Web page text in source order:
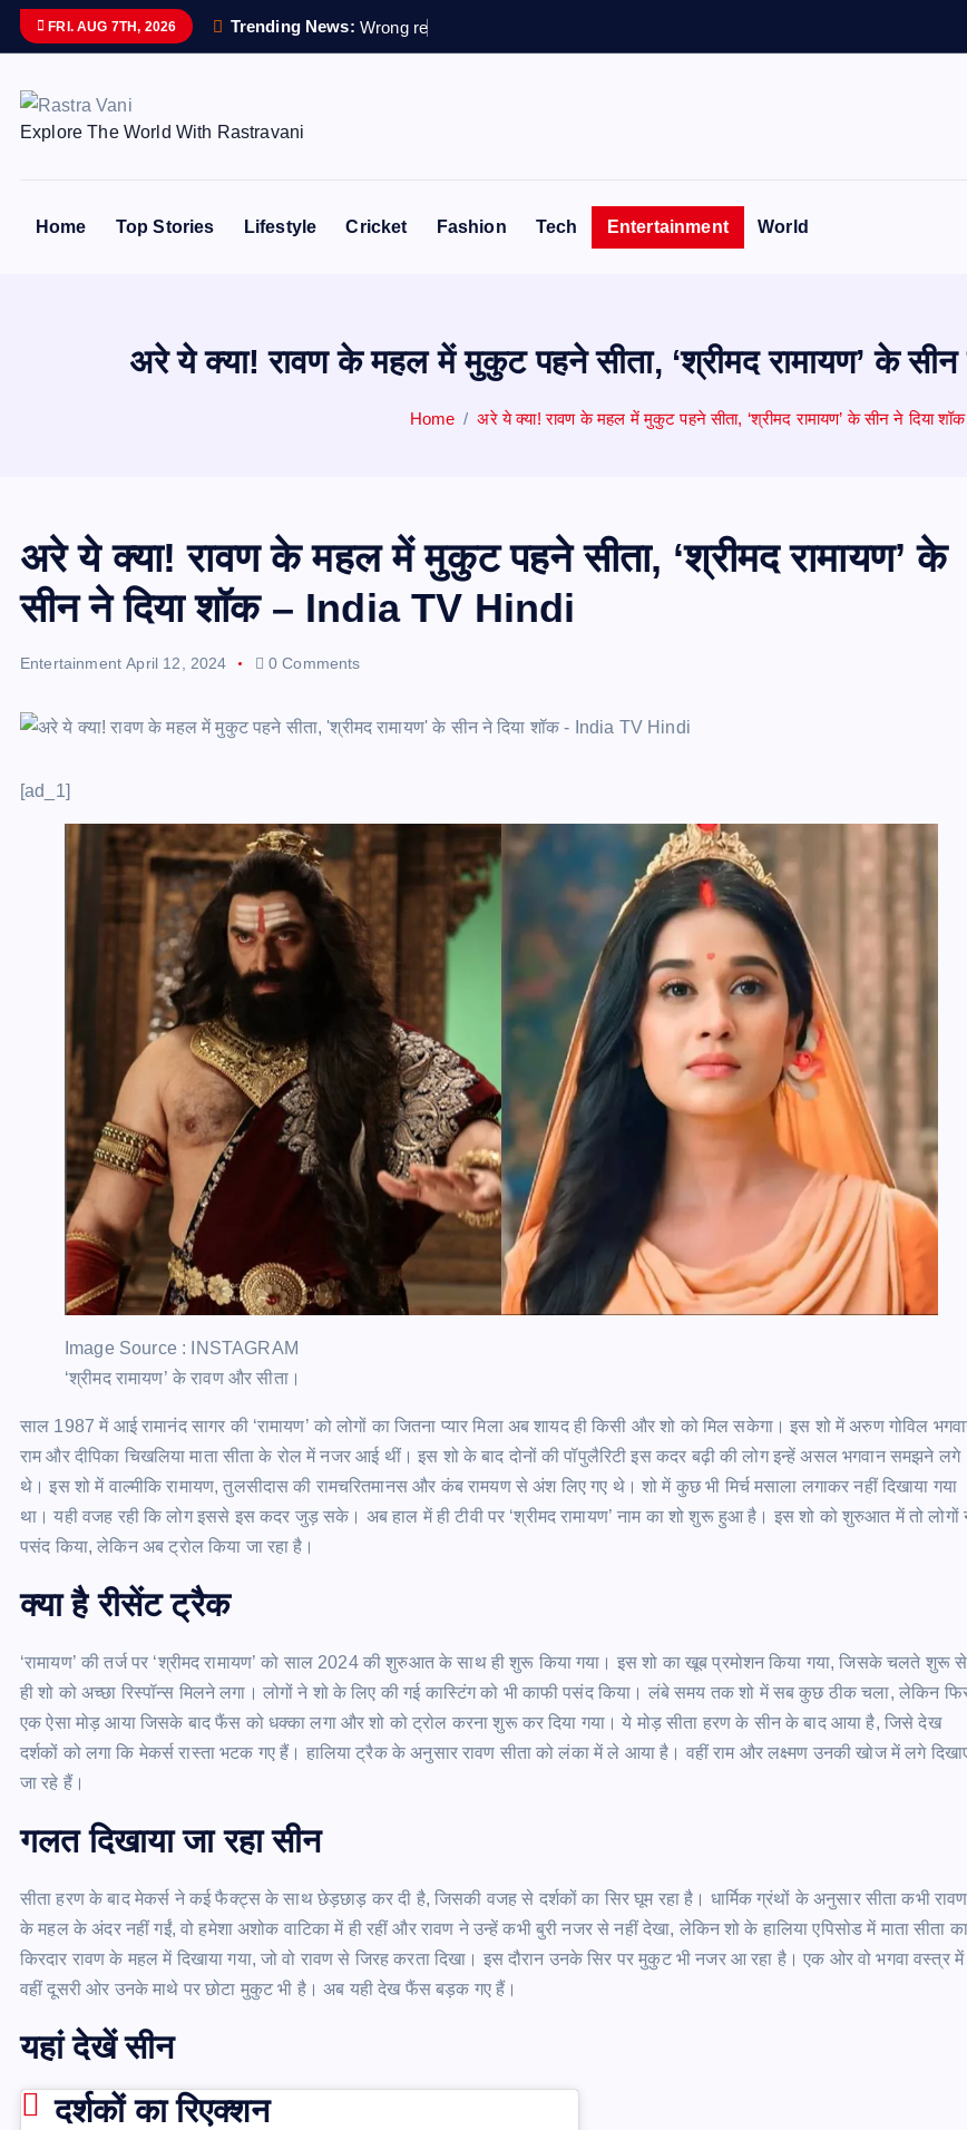
FRI. AUG 7TH, 2026 Trending News: Wrong re
Explore The World With Rastravani
Home Top Stories Lifestyle Cricket Fashion Tech Entertainment World
अरे ये क्या! रावण के महल में मुकुट पहने सीता, ‘श्रीमद रामायण’ के
Home अरे ये क्या! रावण के महल में मुकुट पहने सीता, ‘श्रीमद रामायण’ के सीन ने दिया
अरे ये क्या! रावण के महल में मुकुट पहने सीता, ‘श्रीमद रामायण’ के
सीन ने दिया शॉक – India TV Hindi
Entertainment April 12, 2024 0 Comments
[ad_1]
Image Source : INSTAGRAM
‘श्रीमद रामायण’ के रावण और सीता।
साल 1987 में आई रामानंद सागर की ‘रामायण’ को लोगों का जितना प्यार मिला अब शायद ही किसी और शो को मिल सकेगा। इस शो में अरुण गोविल
राम और दीपिका चिखलिया माता सीता के रोल में नजर आई थीं। इस शो के बाद दोनों की पॉपुलैरिटी इस कदर बढ़ी की लोग इन्हें असल भगवान समझने लगे
थे। इस शो में वाल्मीकि रामायण, तुलसीदास की रामचरितमानस और कंब रामयण से अंश लिए गए थे। शो में कुछ भी मिर्च मसाला लगाकर नहीं दिखाया गया
था। यही वजह रही कि लोग इससे इस कदर जुड़ सके। अब हाल में ही टीवी पर ‘श्रीमद रामायण’ नाम का शो शुरू हुआ है। इस शो को शुरुआत में तो लोगों
पसंद किया, लेकिन अब ट्रोल किया जा रहा है।
क्या है रीसेंट ट्रैक
‘रामायण’ की तर्ज पर ‘श्रीमद रामायण’ को साल 2024 की शुरुआत के साथ ही शुरू किया गया। इस शो का खूब प्रमोशन किया गया, जिसके चलते शुरू से
ही शो को अच्छा रिस्पॉन्स मिलने लगा। लोगों ने शो के लिए की गई कास्टिंग को भी काफी पसंद किया। लंबे समय तक शो में सब कुछ ठीक चला, लेकिन
एक ऐसा मोड़ आया जिसके बाद फैंस को धक्का लगा और शो को ट्रोल करना शुरू कर दिया गया। ये मोड़ सीता हरण के सीन के बाद आया है, जिसे देख
दर्शकों को लगा कि मेकर्स रास्ता भटक गए हैं। हालिया ट्रैक के अनुसार रावण सीता को लंका में ले आया है। वहीं राम और लक्ष्मण उनकी खोज में लगे
जा रहे हैं।
गलत दिखाया जा रहा सीन
सीता हरण के बाद मेकर्स ने कई फैक्ट्स के साथ छेड़छाड़ कर दी है, जिसकी वजह से दर्शकों का सिर घूम रहा है। धार्मिक ग्रंथों के अनुसार सीता कभी रावण
के महल के अंदर नहीं गईं, वो हमेशा अशोक वाटिका में ही रहीं और रावण ने उन्हें कभी बुरी नजर से नहीं देखा, लेकिन शो के हालिया एपिसोड में माता सीता का
किरदार रावण के महल में दिखाया गया, जो वो रावण से जिरह करता दिखा। इस दौरान उनके सिर पर मुकुट भी नजर आ रहा है। एक ओर वो भगवा वस्त्र में
वहीं दूसरी ओर उनके माथे पर छोटा मुकुट भी है। अब यही देख फैंस बड़क गए हैं।
यहां देखें सीन
दर्शकों का रिएक्शन